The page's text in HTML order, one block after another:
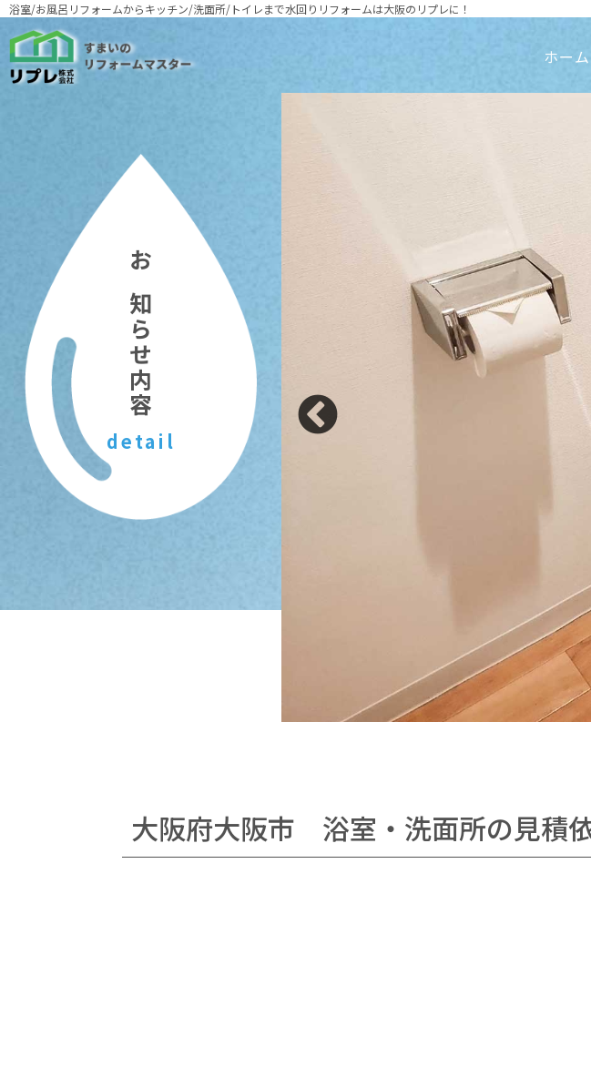
浴室/お風呂リフォームからキッチン/洗面所/トイレまで水回りリフォームは大阪のリプレに！
ホーム
お知らせ内容
detail
大阪府大阪市 浴室・洗面所の見積